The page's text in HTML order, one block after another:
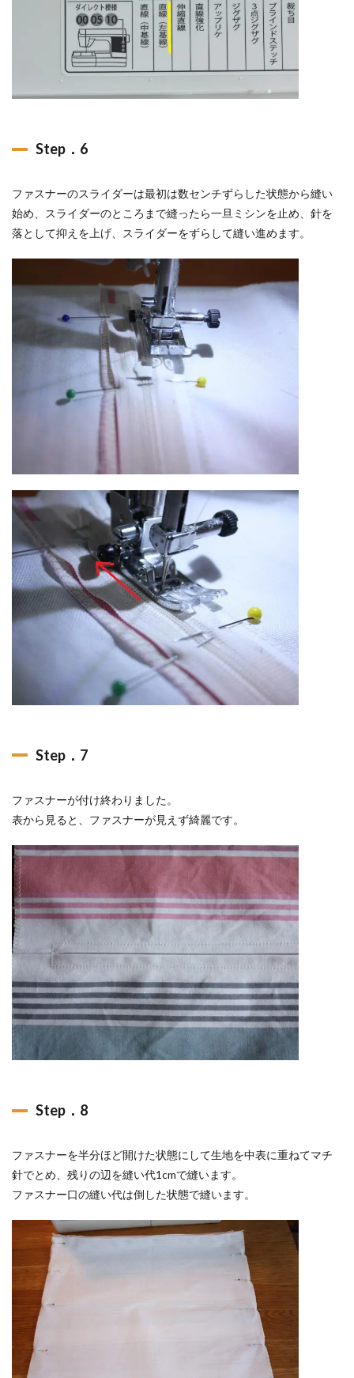
Step．6
ファスナーのスライダーは最初は数センチずらした状態から縫い
始め、スライダーのところまで縫ったら一旦ミシンを止め、針を
落として抑えを上げ、スライダーをずらして縫い進めます。
Step．7
ファスナーが付け終わりました。
表から見ると、ファスナーが見えず綺麗です。
Step．8
ファスナーを半分ほど開けた状態にして生地を中表に重ねてマチ
針でとめ、残りの辺を縫い代1cmで縫います。
ファスナー口の縫い代は倒した状態で縫います。